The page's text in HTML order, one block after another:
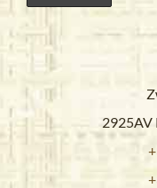
2925AV